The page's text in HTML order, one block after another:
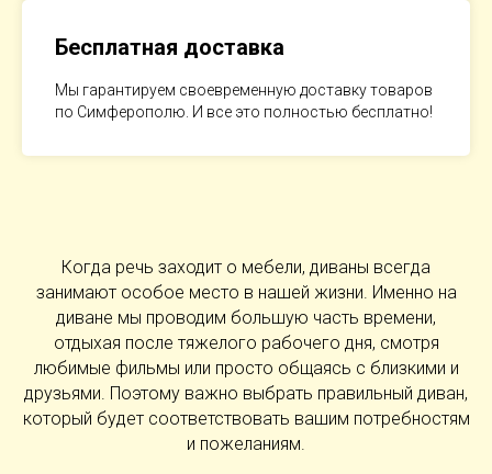
Бесплатная доставка
Мы гарантируем своевременную доставку товаров
по Симферополю. И все это полностью бесплатно!
Когда речь заходит о мебели, диваны всегда
занимают особое место в нашей жизни. Именно на
диване мы проводим большую часть времени,
отдыхая после тяжелого рабочего дня, смотря
любимые фильмы или просто общаясь с близкими и
друзьями. Поэтому важно выбрать правильный диван,
который будет соответствовать вашим потребностям
и пожеланиям.